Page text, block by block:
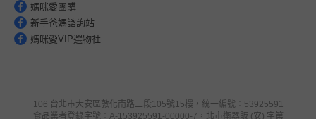
媽咪愛團購
新手爸媽諮詢站
媽咪愛VIP選物社
106 台北市大安區敦化南路二段105號15樓，統一編號：53925591
食品業者登錄字號：A-153925591-00000-7，北市衛器販 (安) 字第